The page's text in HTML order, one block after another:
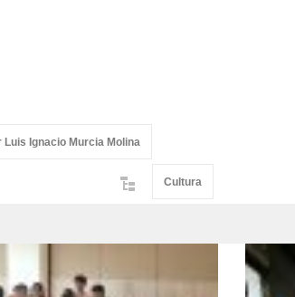
Luis Ignacio Murcia Molina
Cultura